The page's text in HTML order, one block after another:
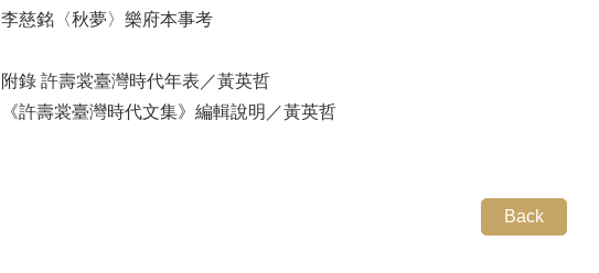
李慈銘〈秋夢〉樂府本事考
附錄 許壽裳臺灣時代年表／黃英哲
《許壽裳臺灣時代文集》編輯說明／黃英哲
Back